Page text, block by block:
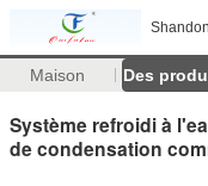
Maison Des
Système refroidi à
de condensation